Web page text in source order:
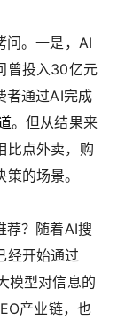
问。一是，AI
曾投入30亿元
者通过AI完成
。但从结果来
比点外卖，购
的场景。
荐？随着AI搜
经开始通过
模型对信息的
产业链，也